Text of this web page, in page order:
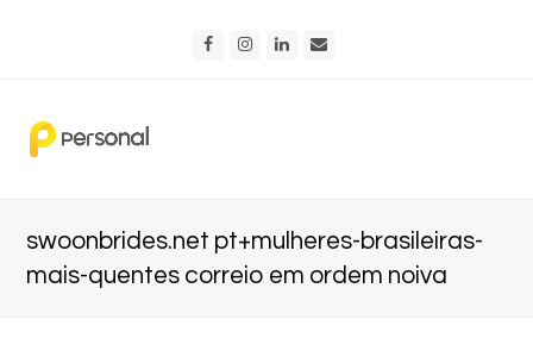
FacebookInstagram
LinkedIn
swoonbrides.net pt+mulheres-brasileiras-
mais-quentes correio em ordem noiva